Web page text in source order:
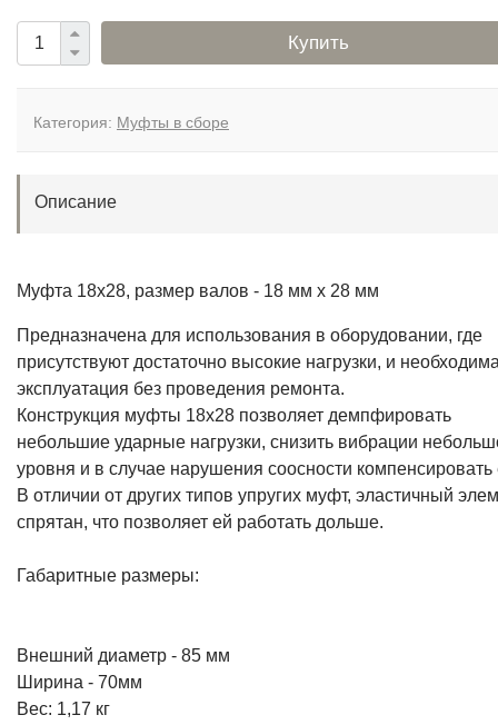
Купить
Категория: Муфты в сборе
Описание
Муфта 18x28, размер валов - 18 мм х 28 мм
Предназначена для использования в оборудовании, где
присутствуют достаточно высокие нагрузки, и
эксплуатация без проведения ремонта.
Конструкция муфты 18х28 позволяет демпфировать
небольшие ударные нагрузки, снизить вибрации
уровня и в случае нарушения соосности компенсировать
В отличии от других типов упругих муфт, эластичный
спрятан, что позволяет ей работать дольше.
Габаритные размеры:
Внешний диаметр - 85 мм
Ширина - 70мм
Вес: 1,17 кг